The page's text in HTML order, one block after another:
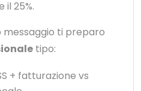
il 25%.
messaggio ti preparo
tipo:
+ fatturazione vs